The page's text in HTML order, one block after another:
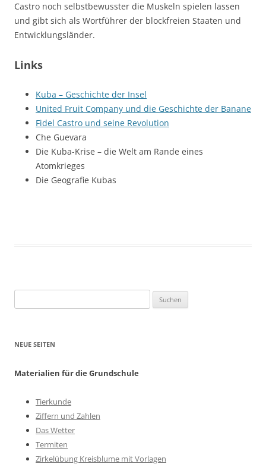
Castro noch selbstbewusster die Muskeln spielen lassen
und gibt sich als Wortführer der blockfreien Staaten und
Entwicklungsländer.
Links
Kuba – Geschichte der Insel
United Fruit Company und die Geschichte der Banane
Fidel Castro und seine Revolution
Che Guevara
Die Kuba-Krise – die Welt am Rande eines
Atomkrieges
Die Geografie Kubas
nach:
NEUE SEITEN
Materialien für die Grundschule
Tierkunde
Ziffern und Zahlen
Das Wetter
Termiten
Zirkelübung Kreisblume mit Vorlagen